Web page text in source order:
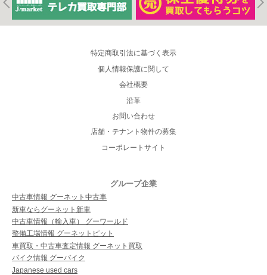
特定商取引法に基づく表示
個人情報保護に関して
会社概要
沿革
お問い合わせ
店舗・テナント物件の募集
コーポレートサイト
グループ企業
中古車情報 グーネット中古車
新車ならグーネット新車
中古車情報（輸入車） グーワールド
整備工場情報 グーネットピット
車買取・中古車査定情報 グーネット買取
バイク情報 グーバイク
Japanese used cars